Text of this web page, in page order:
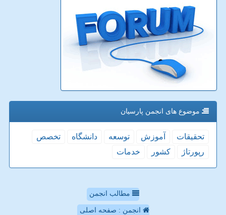
موضوع های انجمن پارسیان
تحقیقات آموزش توسعه دانشگاه
تخصص
رپورتاژ
كشور خدمات
مطالب انجمن
انجمن : صفحه اصلی